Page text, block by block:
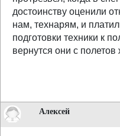
достоинству оценили
нам, технарям, и
подготовки техники к
вернутся они с
Алексей